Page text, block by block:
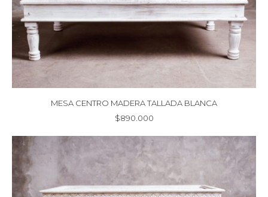
MESA CENTRO MADERA TALLADA BLANCA
$890.000